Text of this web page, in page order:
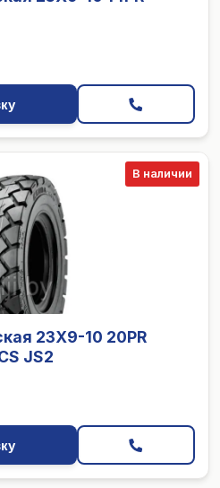
В наличии
23X9-10 20PR
JS2